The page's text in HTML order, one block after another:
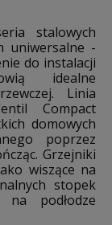
stalowych
uniwersalne -
do instalacji
idealne
Linia
Compact
domowych
poprzez
Grzejniki
wiszące na
stopek
podłodze